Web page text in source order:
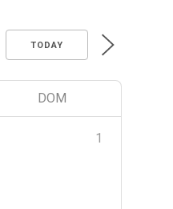
TODAY
DOM
1